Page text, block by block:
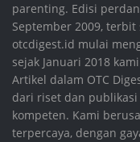
parenting. Edisi
September 2009,
otcdigest.id mulai
sejak Januari 2018
Artikel dalam OTC
dari riset dan
kompeten. Kami
terpercaya, dengan